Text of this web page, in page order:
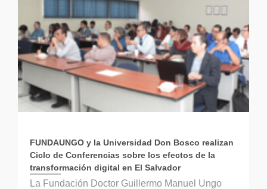
FUNDAUNGO y la Universidad Don Bosco realizan
Ciclo de Conferencias sobre los efectos de la
transformación digital en El Salvador
La Fundación Doctor Guillermo Manuel Ungo